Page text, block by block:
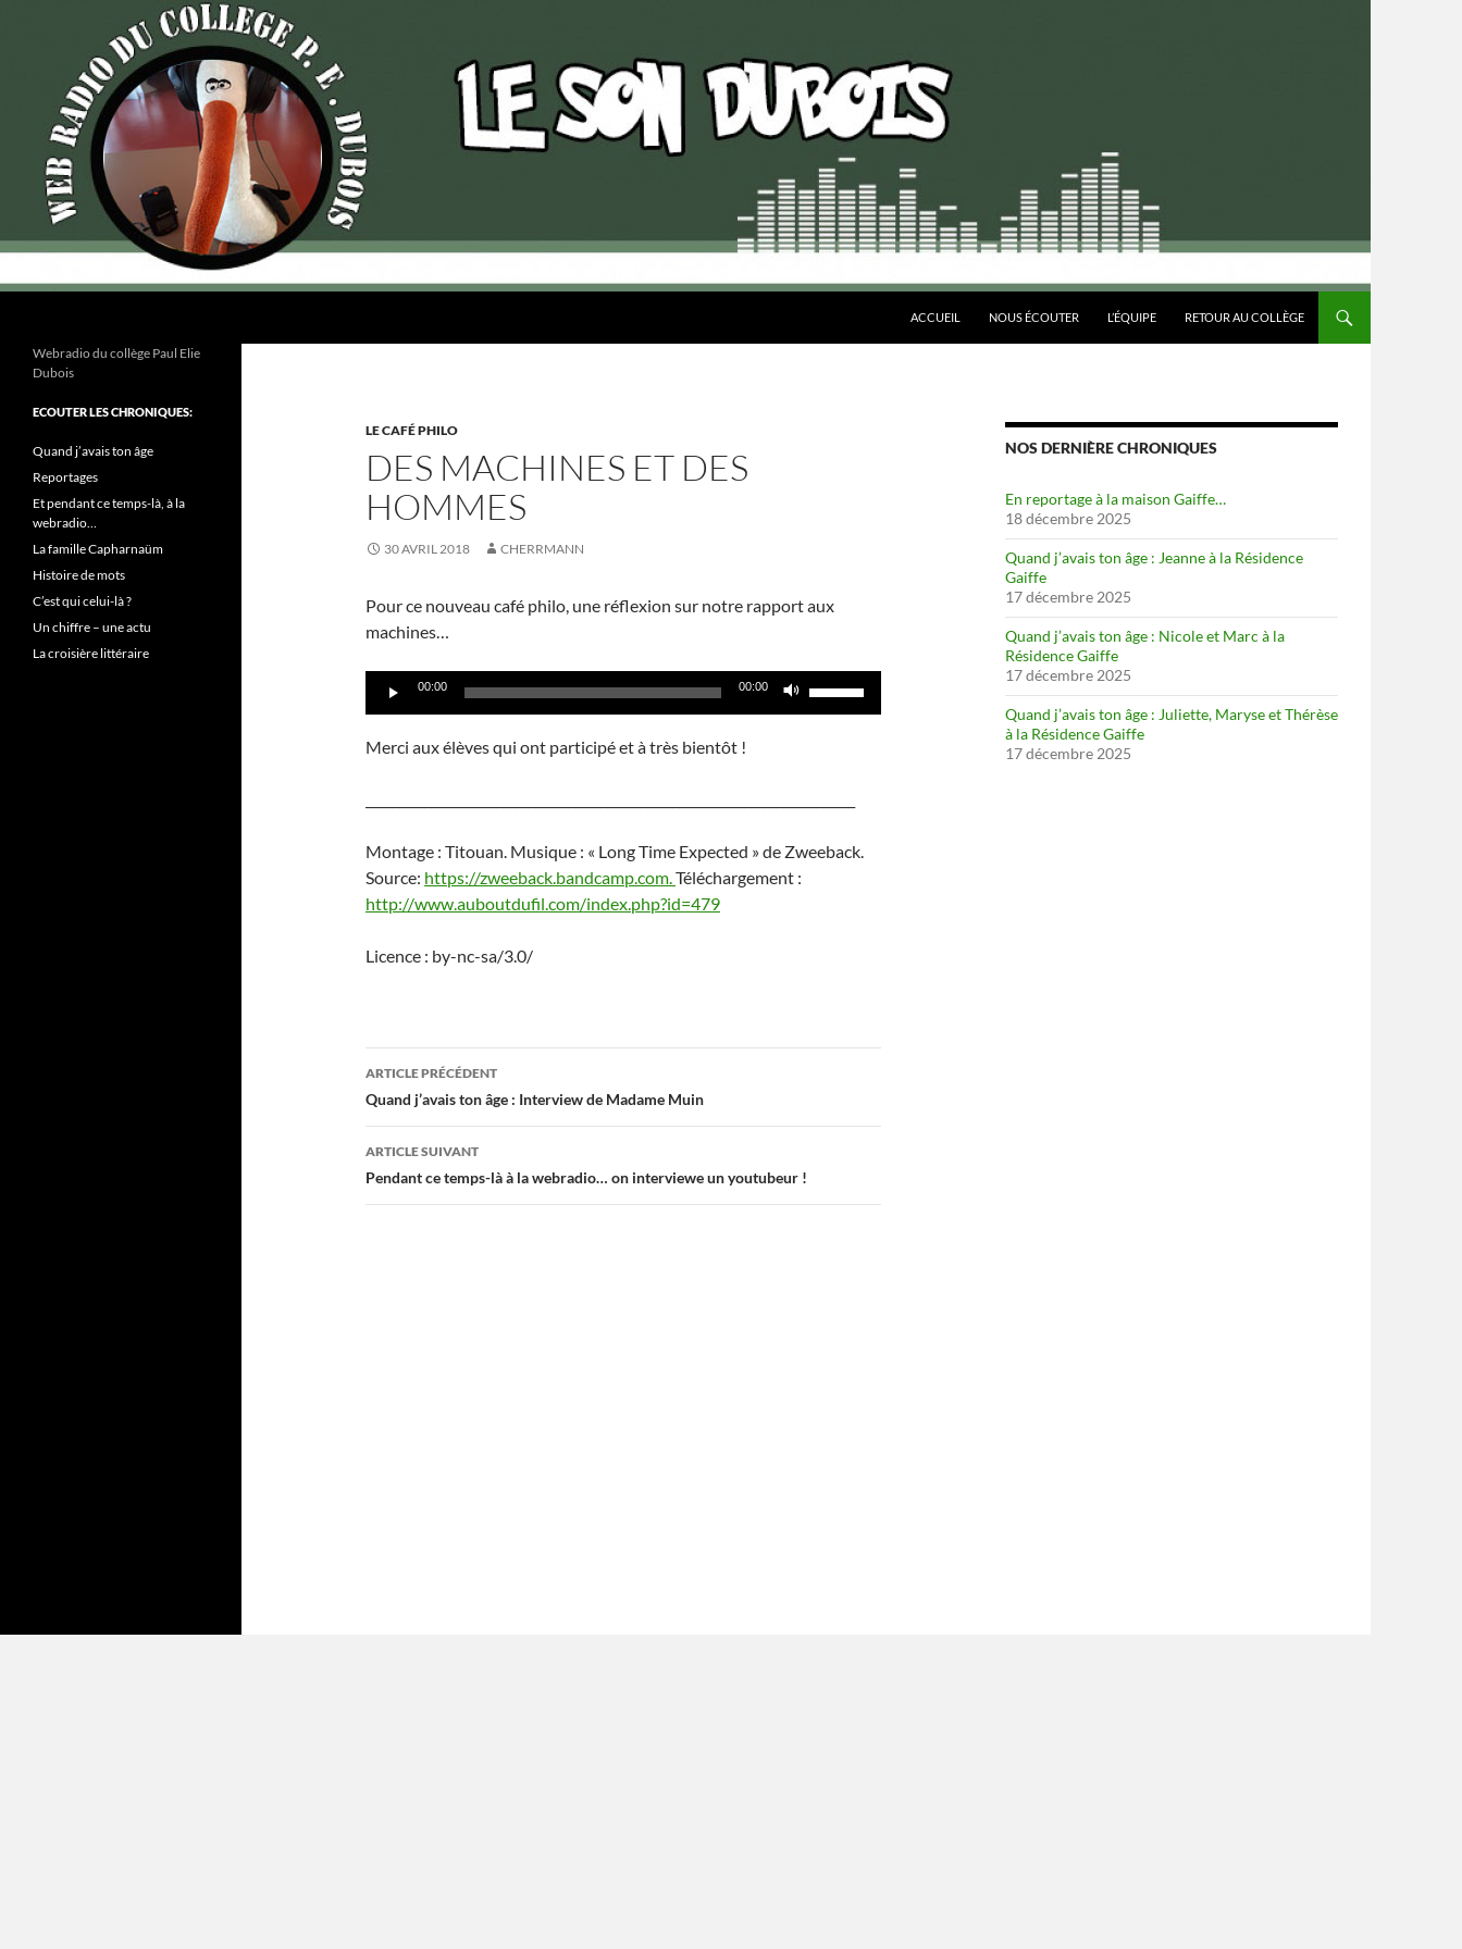
ACCUEIL
NOUS ÉCOUTER L’ÉQUIPE RETOUR AU COLLÈGE
LE CAFÉ PHILO
DES MACHINES ET DES
HOMMES
30 AVRIL 2018 CHERRMANN
Pour ce nouveau café philo, une réflexion sur notre rapport aux
machines…
Lecteur00:00 00:00
augmenter
Merci aux élèves qui ont participé et à très bientôt !
Montage : Titouan. Musique : « Long Time Expected » de Zweeback.
Source: https://zweeback.bandcamp.com.Téléchargement :
http://www.auboutdufil.com/index.php?id=479
Licence : by-nc-sa/3.0/
Navigation
des
articles
ARTICLE PRÉCÉDENT
Quand j’avais ton âge : Interview de Madame Muin
ARTICLE SUIVANT
Pendant ce temps-là à la webradio… on interviewe un youtubeur !
NOS DERNIÈRE CHRONIQUES
En reportage à la maison Gaiffe…
18 décembre 2025
Quand j’avais ton âge : Jeanne à la Résidence
Gaiffe
17 décembre 2025
Quand j’avais ton âge : Nicole et Marc à la
Résidence Gaiffe
17 décembre 2025
Quand j’avais ton âge : Juliette, Maryse et Thérèse
à la Résidence Gaiffe
17 décembre 2025
Webradio du collège Paul Elie
Dubois
ECOUTER LES CHRONIQUES:
Quand j’avais ton âge
Reportages
Et pendant ce temps-là, à la
webradio…
La famille Capharnaüm
Histoire de mots
C’est qui celui-là ?
Un chiffre – une actu
La croisière littéraire